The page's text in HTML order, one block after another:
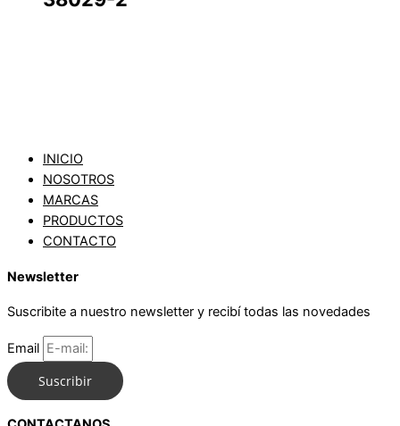
INICIO
NOSOTROS
MARCAS
PRODUCTOS
CONTACTO
Newsletter
Suscribite a nuestro newsletter y recibí todas las novedades
Email
Suscribir